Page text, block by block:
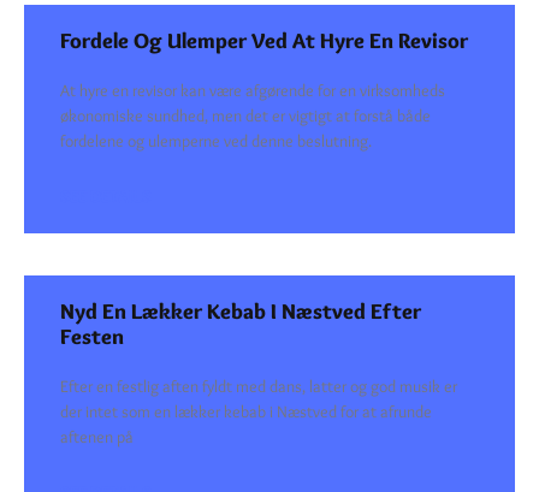
Fordele Og Ulemper Ved At Hyre En Revisor
At hyre en revisor kan være afgørende for en virksomheds
økonomiske sundhed, men det er vigtigt at forstå både
fordelene og ulemperne ved denne beslutning.
Nyd En Lækker Kebab I Næstved Efter
Festen
Efter en festlig aften fyldt med dans, latter og god musik er
der intet som en lækker kebab i Næstved for at afrunde
aftenen på